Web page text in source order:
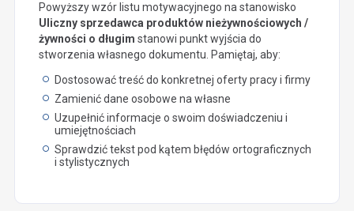
Powyższy wzór listu motywacyjnego na stanowisko
Uliczny sprzedawca produktów nieżywnościowych /
żywności o długim stanowi punkt wyjścia do
stworzenia własnego dokumentu. Pamiętaj, aby:
Dostosować treść do konkretnej oferty pracy i firmy
Zamienić dane osobowe na własne
Uzupełnić informacje o swoim doświadczeniu i
umiejętnościach
Sprawdzić tekst pod kątem błędów ortograficznych
i stylistycznych